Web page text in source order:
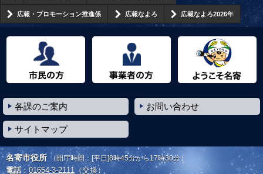
広報・プロモーション推進係 広報なよろ 広報なよろ2026年
各課のご案内 お問い合わせ
サイトマップ
名寄市役所 （開庁時間：[平日]8時45分から17時30分）
電話： 01654-3-2111 （交換）